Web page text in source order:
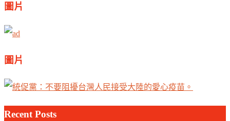
圖片
圖片
Recent Posts